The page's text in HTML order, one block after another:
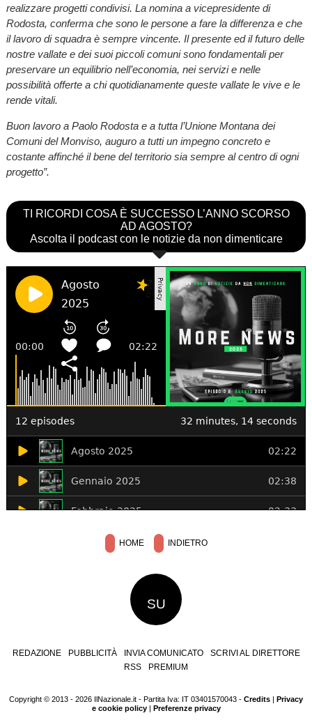
realizzare progetti condivisi. La nomina a vicepresidente di
Rodosta, conferma che sono le persone a fare la differenza e che
il lavoro di squadra è sempre vincente. Il presente ed il futuro delle
nostre vallate e dei suoi piccoli comuni sono fondamentali per
preservare un equilibrio nell’economia, nei servizi e nelle
possibilità offerte a chi quotidianamente queste vallate le vive e le
rende vitali.
Buon lavoro a Paolo Rodosta e a tutta l’Unione Montana dei
Comuni del Monviso, auguro a tutti un impegno concreto e
costante affinché il bene del territorio sia sempre al centro di ogni
progetto”.
TI RICORDI COSA È SUCCESSO L’ANNO SCORSO
AD AGOSTO?
Ascolta il podcast con le notizie da non dimenticare
HOME INDIETRO
SU
REDAZIONE PUBBLICITÀ INVIA COMUNICATO
SCRIVI AL DIRETTORE
RSS
PREMIUM
Copyright © 2013 - 2026 IlNazionale.it - Partita Iva: IT 03401570043 - Credits
Privacy
e cookie policy| Preferenze privacy